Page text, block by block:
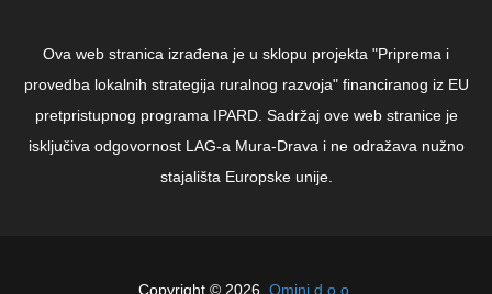
Ova web stranica izrađena je u sklopu projekta "Priprema i
provedba lokalnih strategija ruralnog razvoja" financiranog iz EU
pretpristupnog programa IPARD. Sadržaj ove web stranice je
isključiva odgovornost LAG-a Mura-Drava i ne odražava nužno
stajališta Europske unije.
Copyright © 2026. Qmini d.o.o.